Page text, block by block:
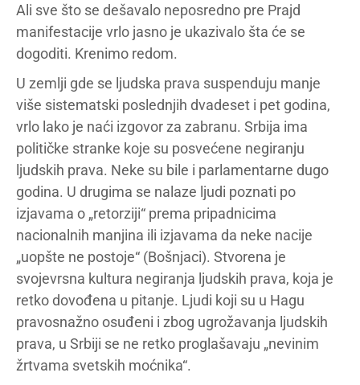
Ali sve što se dešavalo neposredno pre Prajd
manifestacije vrlo jasno je ukazivalo šta će se
dogoditi. Krenimo redom.
U zemlji gde se ljudska prava suspenduju manje
više sistematski poslednjih dvadeset i pet godina,
vrlo lako je naći izgovor za zabranu. Srbija ima
političke stranke koje su posvećene negiranju
ljudskih prava. Neke su bile i parlamentarne dugo
godina. U drugima se nalaze ljudi poznati po
izjavama o „retorziji“ prema pripadnicima
nacionalnih manjina ili izjavama da neke nacije
„uopšte ne postoje“ (Bošnjaci). Stvorena je
svojevrsna kultura negiranja ljudskih prava, koja je
retko dovođena u pitanje. Ljudi koji su u Hagu
pravosnažno osuđeni i zbog ugrožavanja ljudskih
prava, u Srbiji se ne retko proglašavaju „nevinim
žrtvama svetskih moćnika“.